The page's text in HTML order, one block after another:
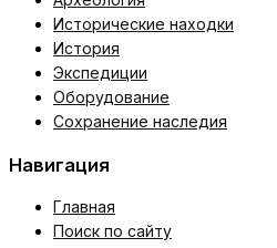
Исторические находки
История
Экспедиции
Оборудование
Сохранение наследия
Навигация
Главная
Поиск по сайту